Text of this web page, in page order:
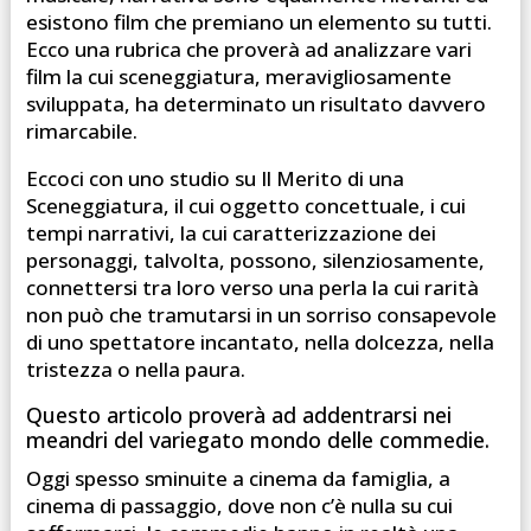
esistono film che premiano un elemento su tutti.
Ecco una rubrica che proverà ad analizzare vari
film la cui sceneggiatura, meravigliosamente
sviluppata, ha determinato un risultato davvero
rimarcabile.
Eccoci con uno studio su Il Merito di una
Sceneggiatura, il cui oggetto concettuale, i cui
tempi narrativi, la cui caratterizzazione dei
personaggi, talvolta, possono, silenziosamente,
connettersi tra loro verso una perla la cui rarità
non può che tramutarsi in un sorriso consapevole
di uno spettatore incantato, nella dolcezza, nella
tristezza o nella paura.
Questo articolo proverà ad addentrarsi nei
meandri del variegato mondo delle commedie.
Oggi spesso sminuite a cinema da famiglia, a
cinema di passaggio, dove non c’è nulla su cui